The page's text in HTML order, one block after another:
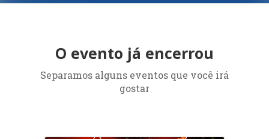
O evento já encerrou
Separamos alguns eventos que você irá
gostar